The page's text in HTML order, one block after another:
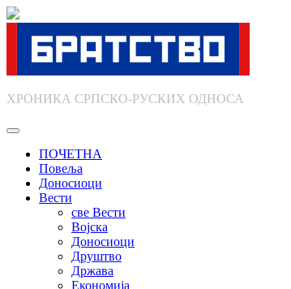
Skip
to
content
ХРОНИКА СРПСКО-РУСКИХ ОДНОСА
ПОЧЕТНА
Повеља
Доносиоци
Вести
све Вести
Војска
Доносиоци
Друштво
Држава
Економија